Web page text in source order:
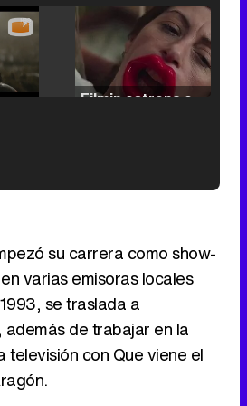
/
su carrera como show-
varias emisoras locales
se traslada a
de trabajar en la
televisión con Que viene el